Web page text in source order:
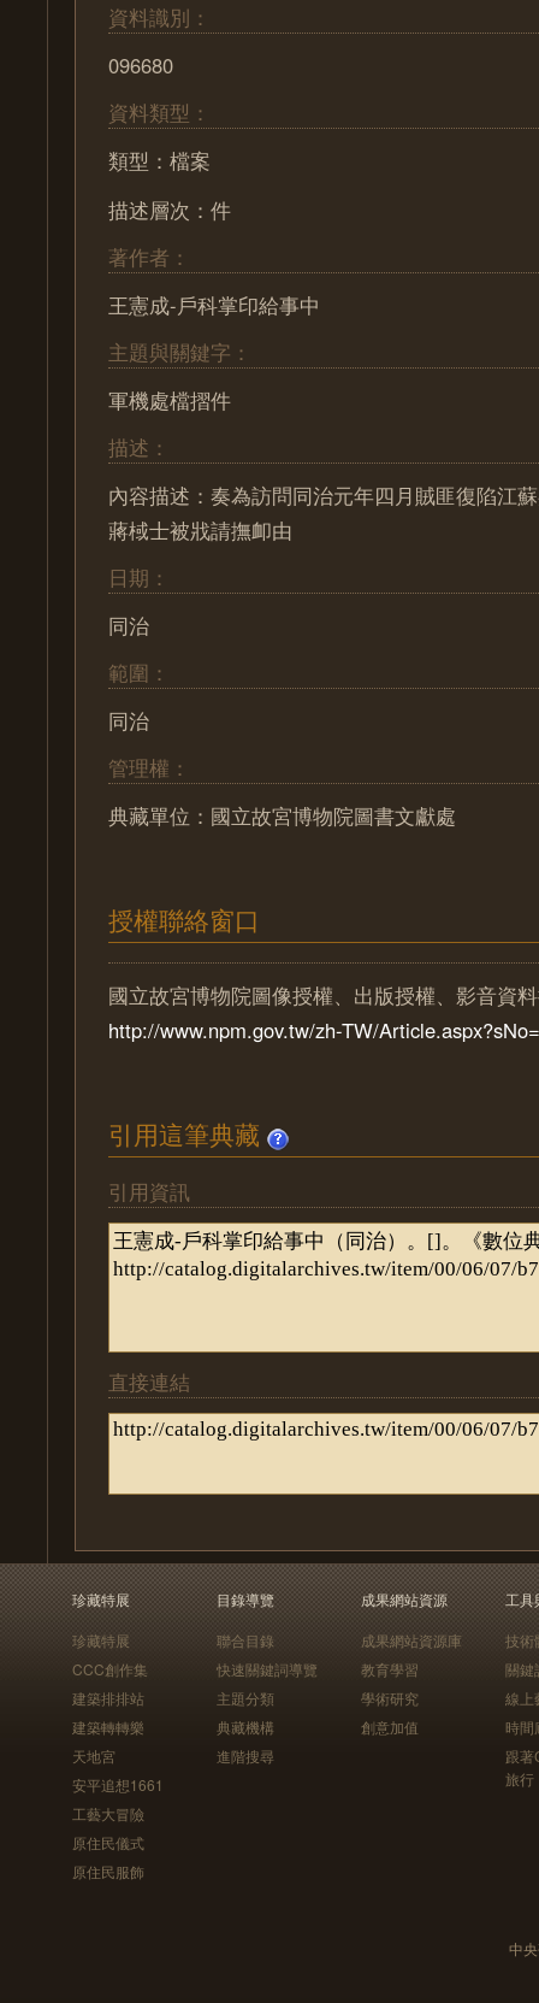
資料識別：
096680
資料類型：
類型：檔案
描述層次：件
著作者：
王憲成-戶科掌印給事中
主題與關鍵字：
軍機處檔摺件
描述：
內容描述：奏為訪問同治元年四月賊匪復陷江
蔣棫士被戕請撫卹由
日期：
同治
範圍：
同治
管理權：
典藏單位：國立故宮博物院圖書文獻處
授權聯絡窗口
國立故宮博物院圖像授權、出版授權、影音資
http://www.npm.gov.tw/zh-TW/
引用這筆典藏
引用資訊
直接連結
珍藏特展
珍藏特展
CCC創作集
建築排排站
建築轉轉樂
天地宮
安平追想1661
工藝大冒險
原住民儀式
原住民服飾
目錄導覽
聯合目錄
快速關鍵詞導覽
主題分類
典藏機構
進階搜尋
成果網站資源
成果網站資源庫
教育學習
學術研究
創意加值
工具
技術
關鍵
線上
時間
跟
旅行
中